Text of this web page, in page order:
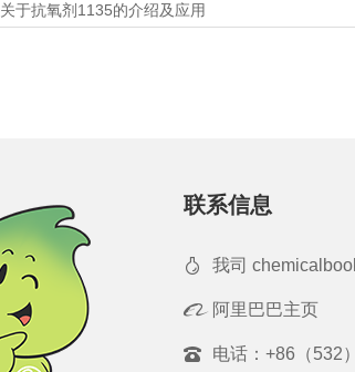
关于抗氧剂1135的介绍及应用
联系信息
我司
阿里巴巴主页
电话： +86（532